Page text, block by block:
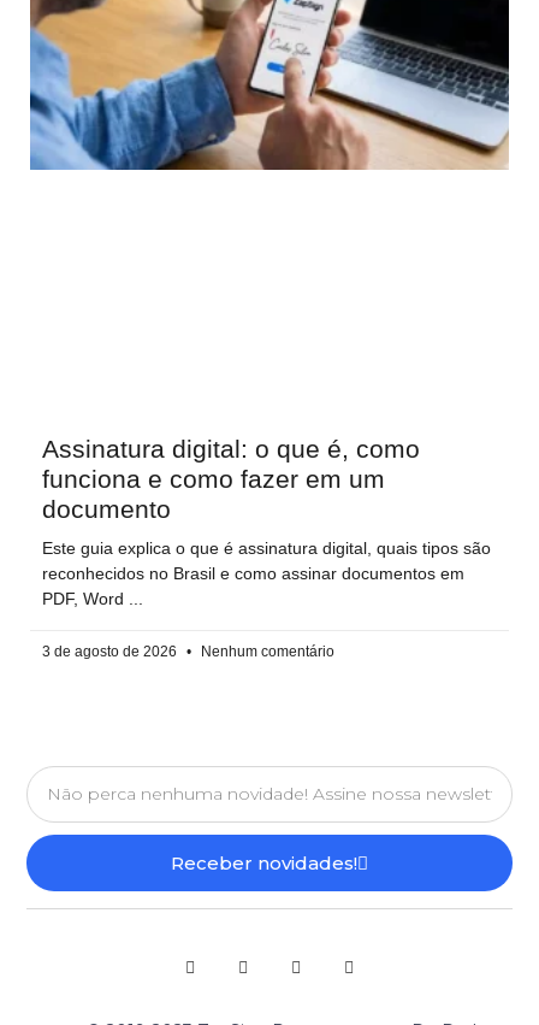
Assinatura digital: o que é, como
funciona e como fazer em um
documento
Este guia explica o que é assinatura digital, quais tipos são
reconhecidos no Brasil e como assinar documentos em
PDF, Word
3 de agosto de 2026 Nenhum comentário
Receber novidades!